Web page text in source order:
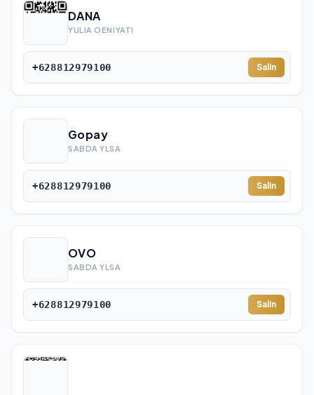
DANA
YULIA OENIYATI
+628812979100 Salin
Gopay
SABDA YLSA
+628812979100 Salin
OVO
SABDA YLSA
+628812979100 Salin